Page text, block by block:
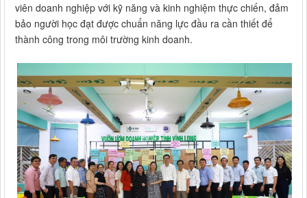
viên doanh nghiệp với kỹ năng và kinh nghiệm thực chiến, đảm
bảo người học đạt được chuẩn năng lực đầu ra cần thiết để
thành công trong môi trường kinh doanh.​